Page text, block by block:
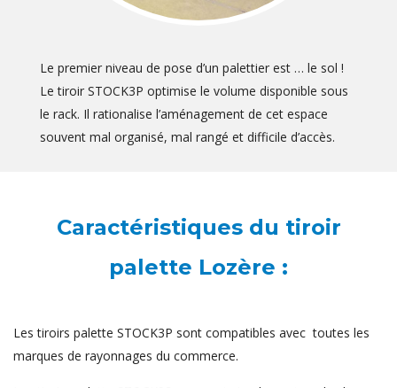
Le premier niveau de pose d’un palettier est … le sol !
Le tiroir STOCK3P optimise le volume disponible sous
le rack. Il rationalise l’aménagement de cet espace
souvent mal organisé, mal rangé et difficile d’accès.
Caractéristiques du tiroir
palette Lozère :
Les tiroirs palette STOCK3P sont compatibles avec toutes les
marques de rayonnages du commerce.